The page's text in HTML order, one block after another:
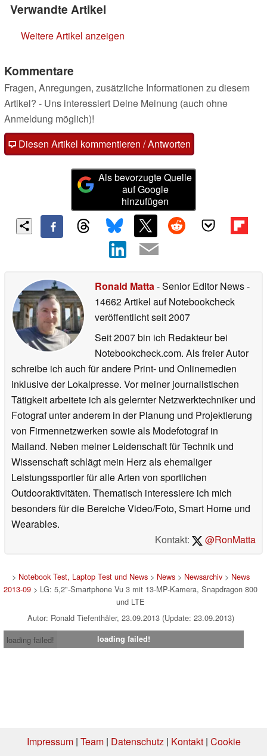
Verwandte Artikel
Weitere Artikel anzeigen
Kommentare
Fragen, Anregungen, zusätzliche Informationen zu diesem
Artikel? - Uns interessiert Deine Meinung (auch ohne
Anmeldung möglich)!
Diesen Artikel kommentieren / Antworten
Als bevorzugte Quelle
auf Google
hinzufügen
Ronald Matta- Senior Editor News-
14662 Artikel auf Notebookcheck
veröffentlichtseit 2007
Seit 2007 bin ich Redakteur bei
Notebookcheck.com. Als freier Autor
schreibe ich auch für andere Print- und Onlinemedien
inklusive der Lokalpresse. Vor meiner journalistischen
Tätigkeit arbeitete ich als gelernter Netzwerktechniker und
Fotograf unter anderem in der Planung und Projektierung
von Firmennetzwerken sowie als Modefotograf in
Mailand. Neben meiner Leidenschaft für Technik und
Wissenschaft schlägt mein Herz als ehemaliger
Leistungssportler für alle Arten von sportlichen
Outdooraktivitäten. Thematisch interessiere ich mich
besonders für die Bereiche Video/Foto, Smart Home und
Wearables.
Kontakt:
@RonMatta
> Notebook Test, Laptop Test und News> News> Newsarchiv> News
2013-09 > LG: 5,2"-Smartphone Vu 3 mit 13-MP-Kamera, Snapdragon 800
und LTE
Autor: Ronald Tiefenthäler, 23.09.2013 (Update: 23.09.2013)
loading failed!
loading failed!
Impressum| Team| Datenschutz| Kontakt| Cookie